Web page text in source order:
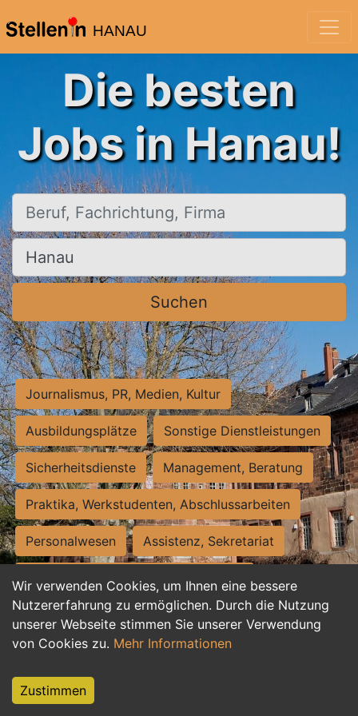
HANAU
Wir verwenden Cookies, um Ihnen eine bessere
Nutzererfahrung zu ermöglichen. Durch die Nutzung
unserer Webseite stimmen Sie unserer Verwendung
von Cookies zu. Mehr Informationen
Zustimmen
Die besten
Jobs in Hanau!
Beruf, Fachrichtung, Firma
Ort, Stadt
Suchen
Journalismus, PR, Medien, Kultur
Ausbildungsplätze Sonstige Dienstleistungen
Sicherheitsdienste Management, Beratung
Praktika, Werkstudenten, Abschlussarbeiten
Personalwesen Assistenz, Sekretariat
Hilfskräfte, Aushilfs- und Nebenjobs
Einkauf, Logistik, Materialwirtschaft
Weiterbildung, Studium, duale Ausbildung
Tourismus